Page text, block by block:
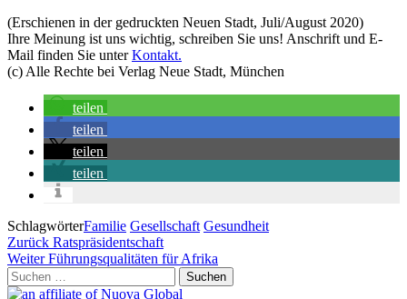
(Erschienen in der gedruckten Neuen Stadt, Juli/August 2020)
Ihre Meinung ist uns wichtig, schreiben Sie uns! Anschrift und E-
Mail finden Sie unterKontakt.
(c) Alle Rechte bei Verlag Neue Stadt, München
teilen
teilen
teilen
teilen
SchlagwörterFamilie Gesellschaft Gesundheit
Beitragsnavigation
Vorheriger
Beitrag
Zurück Ratspräsidentschaft
Nächster
Beitrag
Weiter Führungsqualitäten für Afrika
Suchen
nach: